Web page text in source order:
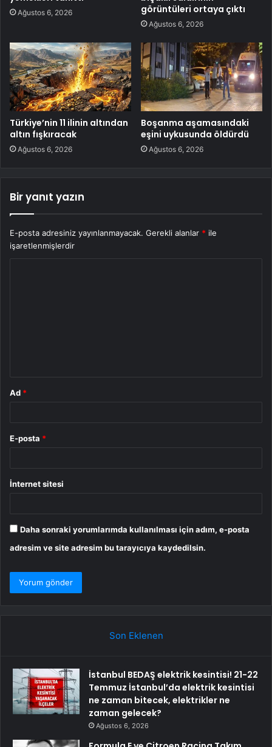
Ağustos 6, 2026
görüntüleri ortaya çıktı
Ağustos 6, 2026
Türkiye’nin 11 ilinin altından
altın fışkıracak
Ağustos 6, 2026
Boşanma aşamasındaki
eşini uykusunda öldürdü
Ağustos 6, 2026
Bir yanıt yazın
E-posta adresiniz yayınlanmayacak. Gerekli alanlar * ile
işaretlenmişlerdir
Ad *
E-posta *
İnternet sitesi
Daha sonraki yorumlarımda kullanılması için adım, e-posta
adresim ve site adresim bu tarayıcıya kaydedilsin.
Son Eklenen
İstanbul BEDAŞ elektrik kesintisi! 21-22
Temmuz İstanbul’da elektrik kesintisi
ne zaman bitecek, elektrikler ne
zaman gelecek?
Ağustos 6, 2026